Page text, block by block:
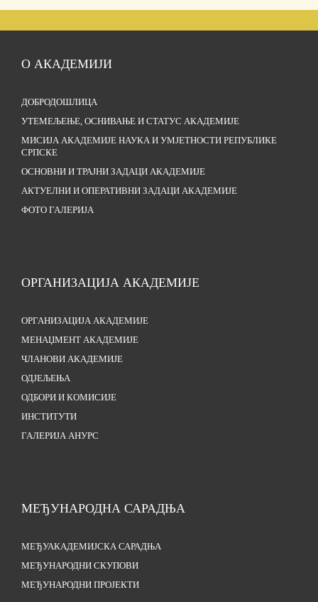
О АКАДЕМИЈИ
ДОБРОДОШЛИЦА
УТЕМЕЉЕЊЕ, ОСНИВАЊЕ И СТАТУС АКАДЕМИЈЕ
МИСИЈА АКАДЕМИЈЕ НАУКА И УМЈЕТНОСТИ РЕПУБЛИКЕ
СРПСКЕ
ОСНОВНИ И ТРАЈНИ ЗАДАЦИ АКАДЕМИЈЕ
АКТУЕЛНИ И ОПЕРАТИВНИ ЗАДАЦИ АКАДЕМИЈЕ
ФОТО ГАЛЕРИЈА
ОРГАНИЗАЦИЈА АКАДЕМИЈЕ
ОРГАНИЗАЦИЈА АКАДЕМИЈЕ
МЕНАЏМЕНТ АКАДЕМИЈЕ
ЧЛАНОВИ АКАДЕМИЈЕ
ОДЈЕЉЕЊА
ОДБОРИ И КОМИСИЈЕ
ИНСТИТУТИ
ГАЛЕРИЈА АНУРС
МЕЂУНАРОДНА САРАДЊА
МЕЂУАКАДЕМИЈСКА САРАДЊА
МЕЂУНАРОДНИ СКУПОВИ
МЕЂУНАРОДНИ ПРОЈЕКТИ